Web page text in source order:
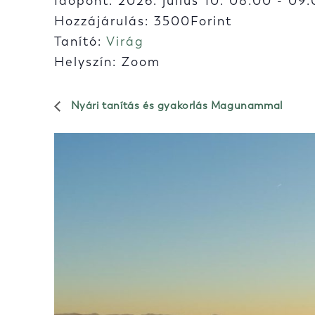
Hozzájárulás: 3500Forint
Tanító: Virág
Helyszín: Zoom
Nyári tanítás és gyakorlás Magunammal